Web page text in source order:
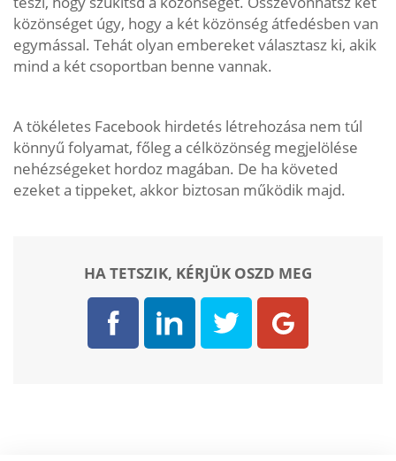
közönséget úgy, hogy a két közönség átfedésben van
egymással. Tehát olyan embereket választasz ki, akik
mind a két csoportban benne vannak.
A tökéletes Facebook hirdetés létrehozása nem túl
könnyű folyamat, főleg a célközönség megjelölése
nehézségeket hordoz magában. De ha követed
ezeket a tippeket, akkor biztosan működik majd.
HA TETSZIK, KÉRJÜK OSZD MEG